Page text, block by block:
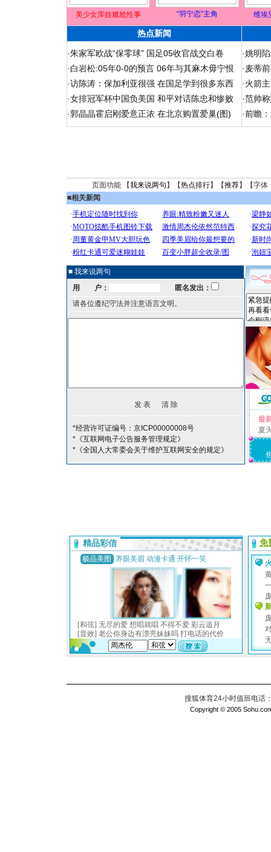
美少女库娃尴尬性事 “羽宁恋”主角 维埃
热点新闻
·朱家军欧战“保零球” 国足05收官战交白卷
·白岩松:05年0-0的预言 06年与其麻木毋宁恨
·访陈涛：保加利亚很强 在国足学到很多东西
·女排冠军杯中国负美国 和平对话陈忠和惨败
·郭晶晶霍启刚爱意正浓 在北京购置爱巢(图)
·姚明
·麦蒂
·火箭
·范帅
·前瞻
页面功能 【我来说两句 】【热点排行】【推荐】【字体
■相关新闻
■ 我来说两句
用 户：
匿名发出：
请各位遵纪守法并注意语言文明。
*经营许可证编号：京ICP00000008号
*《互联网电子公告服务管理规定》
*《全国人大常委会关于维护互联网安全的规定》
最
夏
搜狐体育24小时值班电话
Copyright © 2005